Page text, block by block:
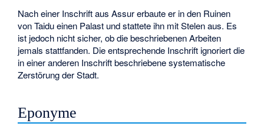
Nach einer Inschrift aus Assur erbaute er in den Ruinen
von Taidu einen Palast und stattete ihn mit Stelen aus. Es
ist jedoch nicht sicher, ob die beschriebenen Arbeiten
jemals stattfanden. Die entsprechende Inschrift ignoriert die
in einer anderen Inschrift beschriebene systematische
Zerstörung der Stadt.
Eponyme